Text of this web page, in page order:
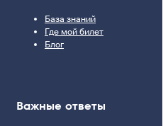
База знаний
Где мой билет
Блог
Важные ответы